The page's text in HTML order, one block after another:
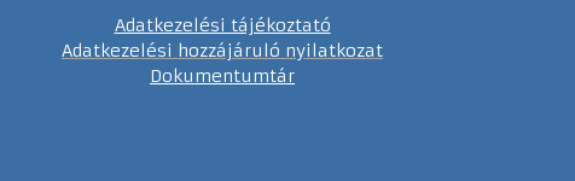
Adatkezelési tájékoztató
Adatkezelési hozzájáruló nyilatkozat
Dokumentumtár